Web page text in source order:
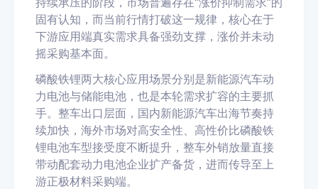
固有认知，而当前行情打破这一规律，核心在于
下游应用端真实需求具备强劲支撑，涨价并未动
摇采购基本面。
磷酸铁锂两大核心应用场景分别是新能源汽车动
力电池与储能电池，也是本轮需求扩容的主要抓
手。整车出口层面，国内新能源汽车出海节奏持
续加快，海外市场对高安全性、高性价比磷酸铁
锂电池车型接受度不断提升，整车外销放量直接
带动配套动力电池企业扩产备货，进而传导至上
游正极材料采购端。